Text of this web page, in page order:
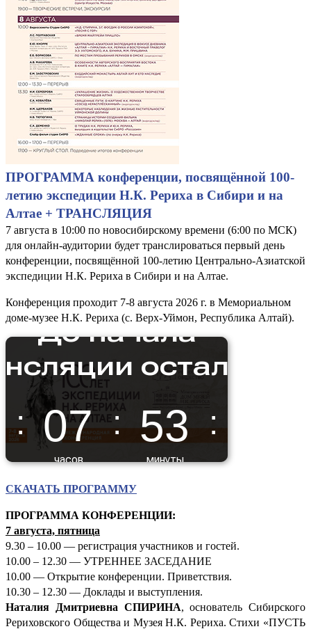
ПРОГРАММА конференции, посвящённой 100-
летию экспедиции Н.К. Рериха в Сибири и на
Алтае + ТРАНСЛЯЦИЯ
7 августа в 10:00 по новосибирскому времени (6:00 по МСК)
для онлайн-аудитории будет транслироваться первый день
конференции, посвящённой 100-летию Центрально-Азиатской
экспедиции Н.К. Рериха в Сибири и на Алтае.
Конференция проходит 7-8 августа 2026 г. в Мемориальном
доме-музее Н.К. Рериха (с. Верх-Уймон, Республика Алтай).
СКАЧАТЬ ПРОГРАММУ
ПРОГРАММА КОНФЕРЕНЦИИ:
7 августа, пятница
9.30 – 10.00 — регистрация участников и гостей.
10.00 – 12.30 — УТРЕННЕЕ ЗАСЕДАНИЕ
10.00 — Открытие конференции. Приветствия.
10.30 – 12.30 — Доклады и выступления.
Наталия Дмитриевна СПИРИНА, основатель Сибирского
Рериховского Общества и Музея Н.К. Рериха. Стихи «ПУСТЬ